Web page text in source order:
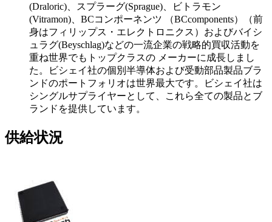
(Draloric)、スプラーグ(Sprague)、ビトラモン
(Vitramon)、BCコンポーネンツ （BCcomponents）（前
身はフィリップス・エレクトロニクス）およびバイシ
ュラグ(Beyschlag)などの一流企業の戦略的買収活動を
重ね世界でもトップクラスの メーカーに成長しまし
た。ビシェイ社の個別半導体および受動部品製品ブラ
ンドのポートフォリオは世界最大です。ビシェイ社は
シングルサプライヤーとして、これら全ての製品とブ
ランドを提供しています。
供給状況